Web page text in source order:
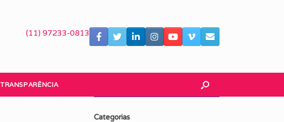
(11) 97233-0813
TRANSPARÊNCIA
Categorias